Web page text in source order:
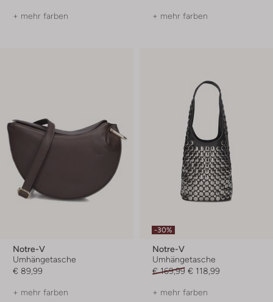
+ mehr farben + mehr farben
Notre-V
Umhängetasche
€ 89,99
+ mehr farben
-30%
Notre-V
Umhängetasche
€ 169,99 € 118,99
+ mehr farben